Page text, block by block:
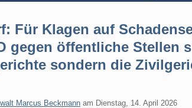
Für Klagen auf
gegen öffentliche Stellen
sondern die
Marcus Beckmann am Dienstag, 14. April 2026